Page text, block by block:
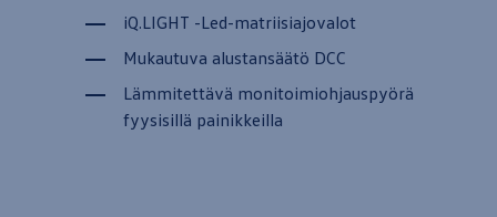
iQ.LIGHT -Led-matriisiajovalot
Mukautuva alustansäätö DCC
Lämmitettävä monitoimiohjauspyörä
fyysisillä painikkeilla